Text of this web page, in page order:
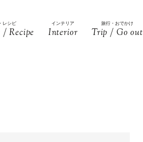
レシピ
Recipe
インテリア
Interior
旅行・おでかけ
Trip / Go out